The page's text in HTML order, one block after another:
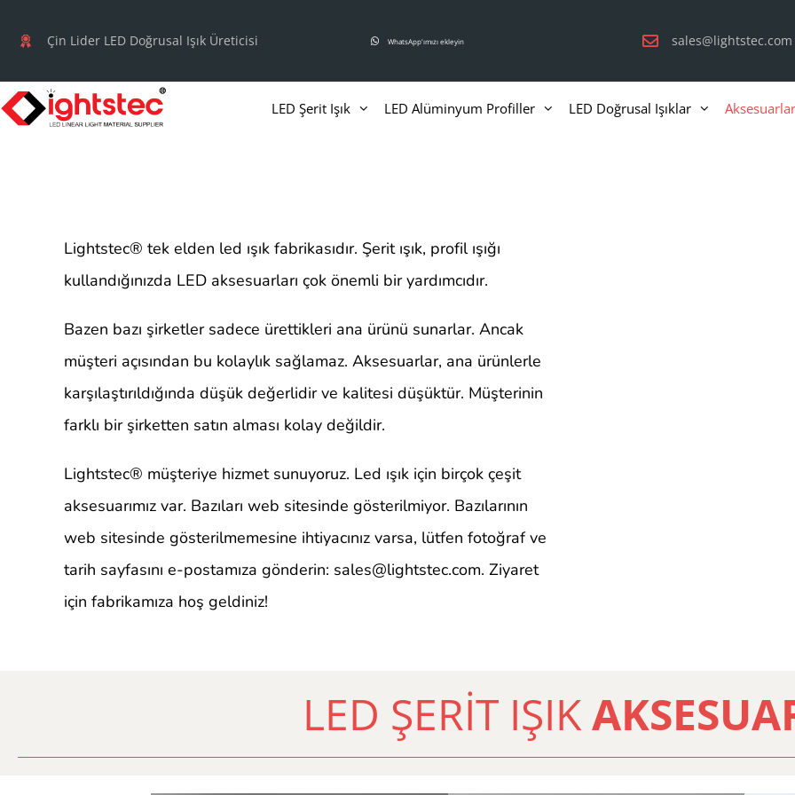
atla
Çin Lider LED Doğrusal Işık Üreticisi WhatsApp'ımızı ekleyin sales@lightstec.com
LED Şerit Işık LED Alüminyum Profiller LED Doğrusal Işıklar Aksesuarlar
Lightstec® tek elden led ışık fabrikasıdır. Şerit ışık, profil ışığı
kullandığınızda LED aksesuarları çok önemli bir yardımcıdır.
Bazen bazı şirketler sadece ürettikleri ana ürünü sunarlar. Ancak
müşteri açısından bu kolaylık sağlamaz. Aksesuarlar, ana ürünlerle
karşılaştırıldığında düşük değerlidir ve kalitesi düşüktür. Müşterinin
farklı bir şirketten satın alması kolay değildir.
Lightstec® müşteriye hizmet sunuyoruz. Led ışık için birçok çeşit
aksesuarımız var. Bazıları web sitesinde gösterilmiyor. Bazılarının
web sitesinde gösterilmemesine ihtiyacınız varsa, lütfen fotoğraf ve
tarih sayfasını e-postamıza gönderin: sales@lightstec.com. Ziyaret
için fabrikamıza hoş geldiniz!
LED ŞERİT IŞIK